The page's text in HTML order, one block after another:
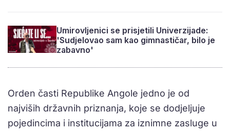
Umirovljenici se prisjetili Univerzijade:
'Sudjelovao sam kao gimnastičar, bilo je
zabavno'
Orden časti Republike Angole jedno je od
najviših državnih priznanja, koje se dodjeljuje
pojedincima i institucijama za iznimne zasluge u